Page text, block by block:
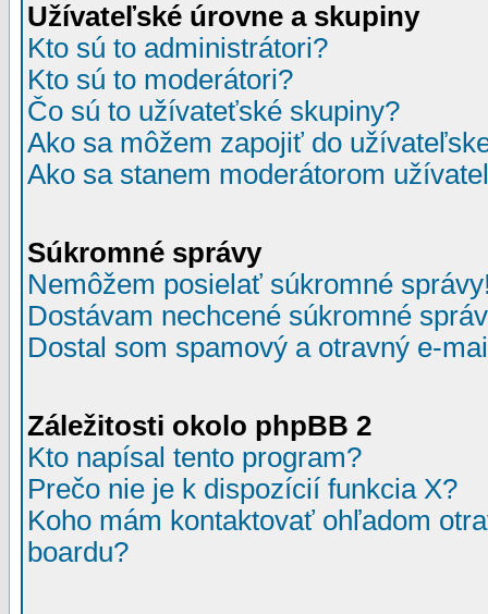
Užívateľské úrovne a skupiny
Kto sú to administrátori?
Kto sú to moderátori?
Čo sú to užívateťské skupiny?
Ako sa môžem zapojiť do
Ako sa stanem moderátorom
Súkromné správy
Nemôžem posielať súkromné
Dostávam nechcené súkromné
Dostal som spamový a otravný e-
Záležitosti okolo phpBB 2
Kto napísal tento program?
Prečo nie je k dispozícií funkcia X?
Koho mám kontaktovať ohľadom
boardu?